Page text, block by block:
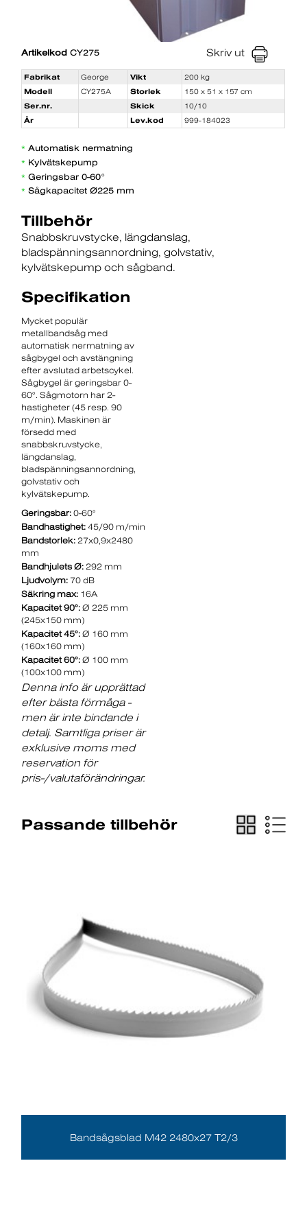
Artikelkod CY275 Skriv ut
Fabrikat George Vikt
200 kg
Modell
CY275A Storlek
150 x 51 x 157 cm
Ser.nr.
Skick
10/10
År
Lev.kod 999-184023
*Automatisk nermatning
* Kylvätskepump
*Geringsbar 0-60°
*Sågkapacitet Ø225 mm
Tillbehör
Snabbskruvstycke längdanslag
bladspänningsannordning golvstativ
kylvätskepump och sågband.
Specifikation
Mycket populär
metallbandsåg med
automatisk nermatning av
sågbygel och avstängning
efter avslutad arbetscykel.
Sågbygel är geringsbar 0-
60°. Sågmotorn har 2-
hastigheter (45 resp. 90
m/min). Maskinen är
försedd med
snabbskruvstycke,
längdanslag,
bladspänningsannordning,
golvstativ och
kylvätskepump.
Geringsbar: 0-60°
Bandhastighet: 45/90 m/min
Bandstorlek: 27x0,9x2480
mm
Bandhjulets Ø: 292 mm
Ljudvolym: 70 dB
Säkring max: 16A
Kapacitet 90°: Ø 225 mm
(245x150 mm)
Kapacitet 45°: Ø 160 mm
(160x160 mm)
Kapacitet 60°: Ø 100 mm
(100x100 mm)
Denna info är upprättad
efter bästa förmåga -
men är inte bindande i
detalj. Samtliga priser är
exklusive moms med
reservation för
pris-/valutaförändringar.
Passande tillbehör
Bandsågsblad M42 2480x27 T2/3